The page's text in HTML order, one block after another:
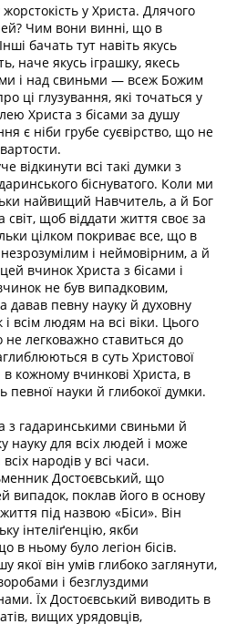
у Христа. Длячого
Чим вони винні, що в
бачать тут навіть якусь
наче якусь іграшку, якесь
і над свиньми — всеж Божим
ці глузування, які точаться у
Христа з бісами за душу
є ніби грубе суєвірство, що не
відкинути всі такі думки з
біснуватого. Коли ми
найвищий Навчитель, а й Бог
щоб віддати життя своє за
цілком покриває все, що в
незрозумілим і неймовірним, а й
вчинок Христа з бісами і
не був випадковим,
давав певну науку й духовну
всім людям на всі віки. Цього
не легковажно ставиться до
в суть Христової
в кожному вчинкові Христа, в
науки й глибокої думки.
з гадаринськими свиньми й
науку для всіх людей і може
народів у всі часи.
Достоєвський, що
випадок, поклав його в основу
під назвою «Біси». Він
інтеліґенцію, якби
в ньому було легіон бісів.
якої він умів глибоко заглянути,
і безглуздими
Їх Достоєвський виводить в
вищих урядовців,